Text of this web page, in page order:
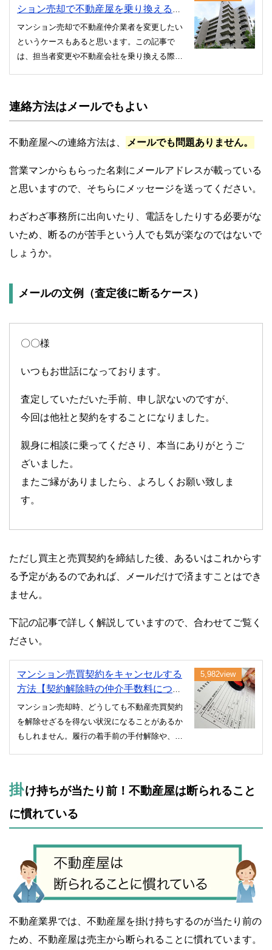
ション売却で不動産屋を乗り換えると
きの注意点
マンション売却で不動産仲介業者を変更したい
というケースもあると思います。この記事で
は、担当者変更や不動産会社を乗り換える際の
さないために確認しておきましょう。
連絡方法はメールでもよい
不動産屋への連絡方法は、 メールでも問題ありません。
営業マンからもらった名刺にメールアドレスが載っている
と思いますので、そちらにメッセージを送ってください。
わざわざ事務所に出向いたり、電話をしたりする必要がな
いため、断るのが苦手という人でも気が楽なのではないで
しょうか。
メールの文例（査定後に断るケース）
〇〇様
いつもお世話になっております。
査定していただいた手前、申し訳ないのですが、
今回は他社と契約をすることになりました。
親身に相談に乗ってくださり、本当にありがとうご
ざいました。
またご縁がありましたら、よろしくお願い致しま
す。
ただし買主と売買契約を締結した後、あるいはこれからす
る予定があるのであれば、メールだけで済ますことはでき
ません。
下記の記事で詳しく解説していますので、合わせてご覧く
ださい。
マンション売買契約をキャンセルする
方法【契約解除時の仲介手数料につい
て】
マンション売却時、どうしても不動産売買契約
を解除せざるを得ない状況になることがあるか
もしれません。履行の着手前の手付解除や、違
考にしてください。
5,982view
掛け持ちが当たり前！不動産屋は断られること
に慣れている
不動産業界では、不動産屋を掛け持ちするのが当たり前の
ため、不動産屋は売主から断られることに慣れています。